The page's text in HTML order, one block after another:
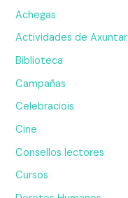
Achegas
Actividades de Axuntar
Biblioteca
Campañas
Celebraciois
Cine
Consellos lectores
Cursos